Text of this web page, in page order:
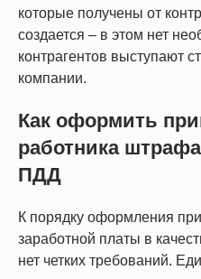
которые получены от
создается – в этом нет
контрагентов выступают
компании.
Как оформить
работника
ПДД
К порядку оформления
заработной платы в
нет четких требований.